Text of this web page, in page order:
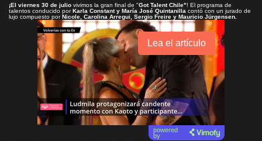
¡El viernes 30 de julio vivimos la gran final de "Got Talent Chile"! El programa de
talentos conducido porKarla Constant y María José Quintanilla contó con un jurado de
lujo compuesto porNicole, Carolina Arregui, Sergio Freire y Mauricio Jürgensen.
Lea el artículo
powered
by